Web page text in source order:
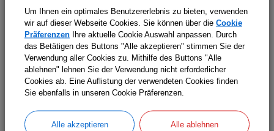
Bedeutung dieser außergewöhnlichen Figur beitragen.
Die Dauerausstellung des kelten römer museums ist bis
zum Beginn des Vortrags geöffnet. Eine Anmeldung zur
kostenfreien Veranstaltung istnichterforderlich.
Restaurierung.
© Bayerisches Landesamt für Denkmalpflege
Um Ihnen ein optimales Benutzererlebnis zu bieten, verwenden
wir auf dieser Webseite Cookies. Sie können über die Cookie
Präferenzen Ihre aktuelle Cookie Auswahl anpassen. Durch
das Betätigen des Buttons "Alle akzeptieren" stimmen Sie der
Verwendung aller Cookies zu. Mithilfe des Buttons "Alle
ablehnen" lehnen Sie der Verwendung nicht erforderlicher
Cookies ab. Eine Auflistung der verwendeten Cookies finden
Sie ebenfalls in unseren Cookie Präferenzen.
Alle akzeptieren Alle ablehnen